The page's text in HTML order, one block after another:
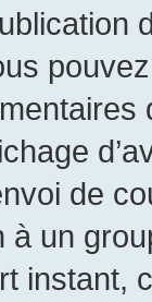
de
à un
instant,